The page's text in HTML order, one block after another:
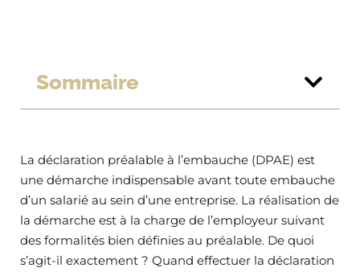
Sommaire
La déclaration préalable à l’embauche (DPAE) est
une démarche indispensable avant toute embauche
d’un salarié au sein d’une entreprise. La réalisation de
la démarche est à la charge de l’employeur suivant
des formalités bien définies au préalable. De quoi
s’agit-il exactement ? Quand effectuer la déclaration